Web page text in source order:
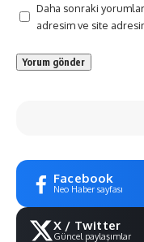
Daha sonraki
adresim ve site
Facebook
Neo Haber sayfası
X / Twitter
Güncel paylaşımlar